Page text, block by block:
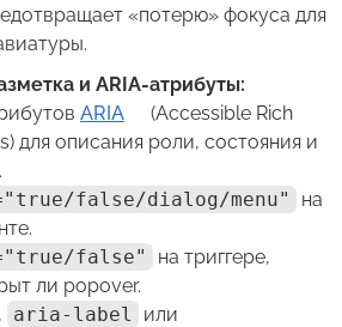
«потерю» фокуса для
и ARIA-атрибуты:
ARIA
(Accessible Rich
для описания роли, состояния и
false/dialog/menu"
на
false"
на триггере,
ли popover.
, aria-label
или